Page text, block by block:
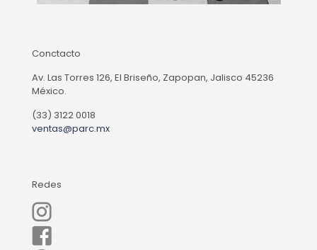
Conctacto
Av. Las Torres 126, El Briseño, Zapopan, Jalisco 45236
México.
(33) 3122 0018
ventas@parc.mx
Redes